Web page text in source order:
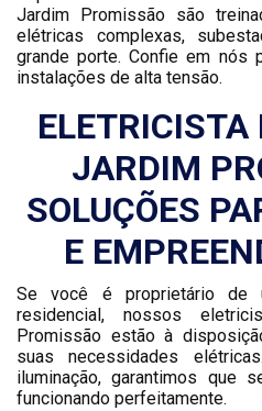
Jardim Promissão são
elétricas complexas,
grande porte. Confie em nós
instalações de alta tensão.
ELETRICISTA
JARDIM
SOLUÇÕES
E
Se você é proprietário de
residencial, nossos
Promissão estão à
suas necessidades
iluminação, garantimos que
funcionando perfeitamente.